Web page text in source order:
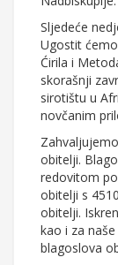
Sljedeće
Ugostit
Ćirila i
skorašnji
sirotištu u
novčanim
obitelji.
redovitom
obitelji s
obitelji.
kao i za
blagoslova